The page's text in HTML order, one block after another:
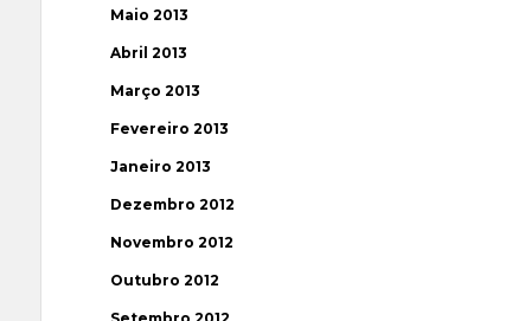
Maio 2013
Abril 2013
Março 2013
Fevereiro 2013
Janeiro 2013
Dezembro 2012
Novembro 2012
Outubro 2012